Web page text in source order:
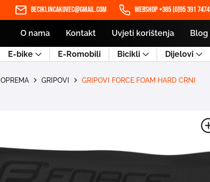
beciklincakovec@gmail.com WEBSHOP +385 (0)95 391 7474
O nama Kontakt Uvjeti korištenja Blog
E-bike E-Romobili Bicikli Dijelovi
OPREMA GRIPOVI GRIPOVI FORCE FOAM HARD CRNI